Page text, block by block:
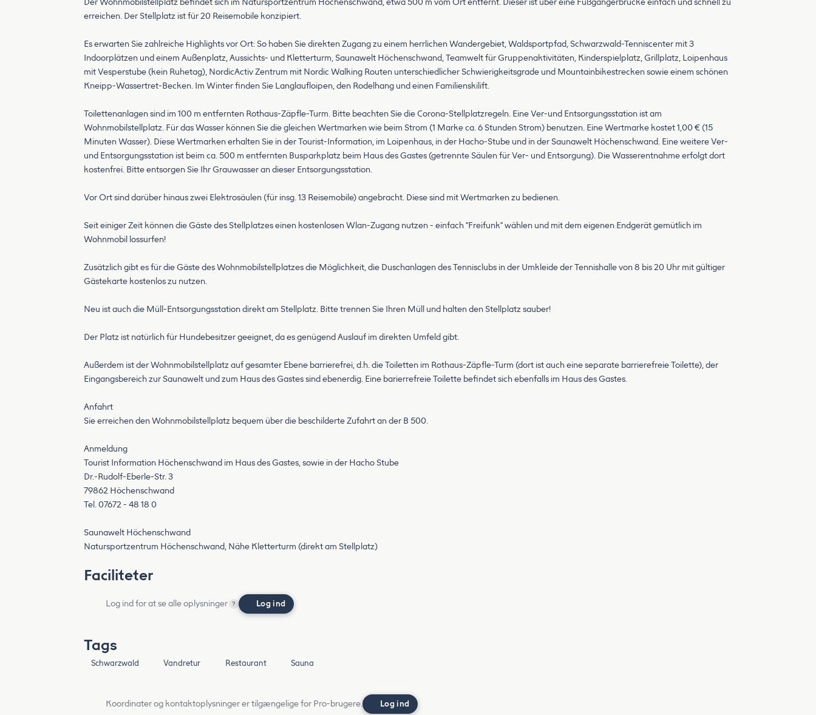
Der Wohnmobilstellplatz befindet sich im Natursportzentrum Höchenschwand, etwa 500 m vom Ort entfernt. Dieser ist über eine Fußgängerbrücke einfach und schnell zu
erreichen. Der Stellplatz ist für 20 Reisemobile konzipiert.
Es erwarten Sie zahlreiche Highlights vor Ort: So haben Sie direkten Zugang zu einem herrlichen Wandergebiet, Waldsportpfad, Schwarzwald-Tenniscenter mit 3
Indoorplätzen und einem Außenplatz, Aussichts- und Kletterturm, Saunawelt Höchenschwand, Teamwelt für Gruppenaktivitäten, Kinderspielplatz, Grillplatz, Loipenhaus
mit Vesperstube (kein Ruhetag), NordicActiv Zentrum mit Nordic Walking Routen unterschiedlicher Schwierigkeitsgrade und Mountainbikestrecken sowie einem schönen
Kneipp-Wassertret-Becken. Im Winter finden Sie Langlaufloipen, den Rodelhang und einen Familienskilift.
Toilettenanlagen sind im 100 m entfernten Rothaus-Zäpfle-Turm. Bitte beachten Sie die Corona-Stellplatzregeln. Eine Ver-und Entsorgungsstation ist am
Wohnmobilstellplatz. Für das Wasser können Sie die gleichen Wertmarken wie beim Strom (1 Marke ca. 6 Stunden Strom) benutzen. Eine Wertmarke kostet 1,00 € (15
Minuten Wasser). Diese Wertmarken erhalten Sie in der Tourist-Information, im Loipenhaus, in der Hacho-Stube und in der Saunawelt Höchenschwand. Eine weitere Ver-
und Entsorgungsstation ist beim ca. 500 m entfernten Busparkplatz beim Haus des Gastes (getrennte Säulen für Ver- und Entsorgung). Die Wasserentnahme erfolgt dort
kostenfrei. Bitte entsorgen Sie Ihr Grauwasser an dieser Entsorgungsstation.
Vor Ort sind darüber hinaus zwei Elektrosäulen (für insg. 13 Reisemobile) angebracht. Diese sind mit Wertmarken zu bedienen.
Seit einiger Zeit können die Gäste des Stellplatzes einen kostenlosen Wlan-Zugang nutzen - einfach "Freifunk" wählen und mit dem eigenen Endgerät gemütlich im
Wohnmobil lossurfen!
Zusätzlich gibt es für die Gäste des Wohnmobilstellplatzes die Möglichkeit, die Duschanlagen des Tennisclubs in der Umkleide der Tennishalle von 8 bis 20 Uhr mit gültiger
Gästekarte kostenlos zu nutzen.
Neu ist auch die Müll-Entsorgungsstation direkt am Stellplatz. Bitte trennen Sie Ihren Müll und halten den Stellplatz sauber!
Der Platz ist natürlich für Hundebesitzer geeignet, da es genügend Auslauf im direkten Umfeld gibt.
Außerdem ist der Wohnmobilstellplatz auf gesamter Ebene barrierefrei, d.h. die Toiletten im Rothaus-Zäpfle-Turm (dort ist auch eine separate barrierefreie Toilette), der
Eingangsbereich zur Saunawelt und zum Haus des Gastes sind ebenerdig. Eine barierrefreie Toilette befindet sich ebenfalls im Haus des Gastes.
Anfahrt
Sie erreichen den Wohnmobilstellplatz bequem über die beschilderte Zufahrt an der B 500.
Anmeldung
Tourist Information Höchenschwand im Haus des Gastes, sowie in der Hacho Stube
Dr.-Rudolf-Eberle-Str. 3
79862 Höchenschwand
Tel. 07672 - 48 18 0
Saunawelt Höchenschwand
Natursportzentrum Höchenschwand, Nähe Kletterturm (direkt am Stellplatz)
Faciliteter
Log ind for at se alle oplysninger ? Log ind
Tags
Schwarzwald Vandretur Restaurant Sauna
Koordinater og kontaktoplysninger er tilgængelige for Pro-brugere. Log ind